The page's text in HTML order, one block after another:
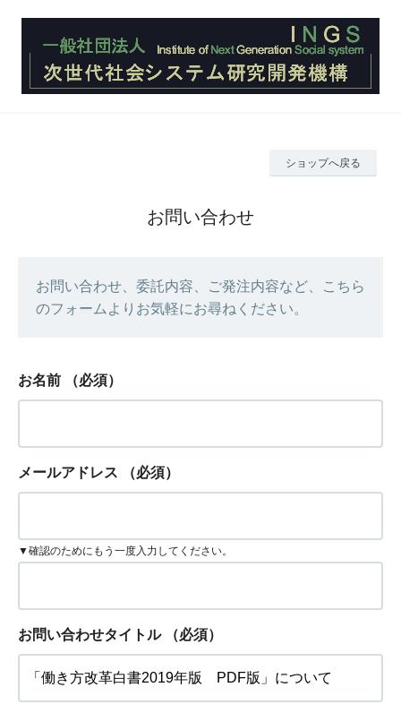
ショップへ戻る
お問い合わせ
お問い合わせ、委託内容、ご発注内容など、こちら
のフォームよりお気軽にお尋ねください。
お名前 （必須）
メールアドレス （必須）
▼確認のためにもう一度入力してください。
お問い合わせタイトル （必須）